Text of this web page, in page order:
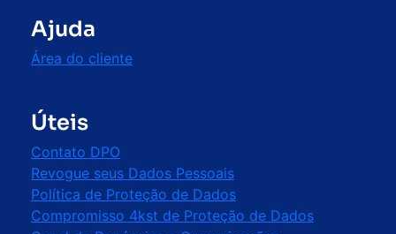
Ajuda
Área do cliente
Úteis
Contato DPO
Revogue seus Dados Pessoais
⁠Política de Proteção de Dados
Compromisso 4kst de Proteção de Dados